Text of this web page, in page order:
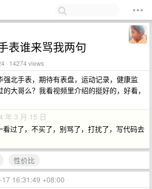
表谁来骂我两句
· 14274 views
北手表，期待有表盘，运动记录，健康监
大哥么？我看视频里介绍的挺好的，好看，
年 3 月 15 日
过了，不买了，别骂了，打扰了，写代码去
性价比
16:31:49 +08:00